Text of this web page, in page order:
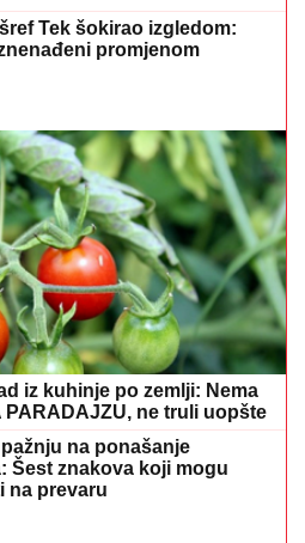
Tek šokirao izgledom:
promjenom
iz kuhinje po zemlji: Nema
PARADAJZU, ne truli uopšte
na ponašanje
Šest znakova koji mogu
na prevaru